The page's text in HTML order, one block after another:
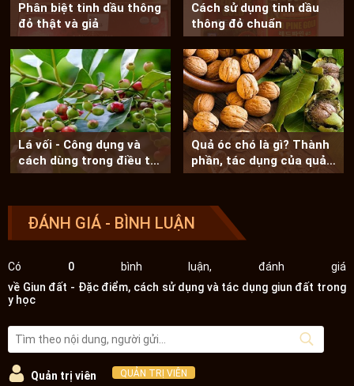
Phân biệt tinh dầu thông
đỏ thật và giả
Cách sử dụng tinh dầu
thông đỏ chuẩn
Lá vối - Công dụng và
cách dùng trong điều trị
bệnh
Quả óc chó là gì? Thành
phần, tác dụng của quả
óc chó
ĐÁNH GIÁ - BÌNH LUẬN
Có 0bình luận, đánh giá
về Giun đất - Đặc điểm, cách sử dụng và tác dụng giun đất trong
y học
Quản trị viên QUẢN TRỊ VIÊN